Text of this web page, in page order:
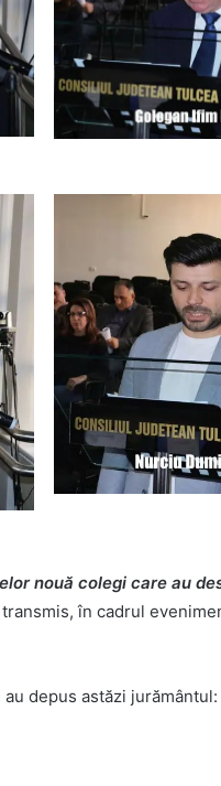
nouă colegi care au
transmis, în cadrul
depus astăzi jurământul: